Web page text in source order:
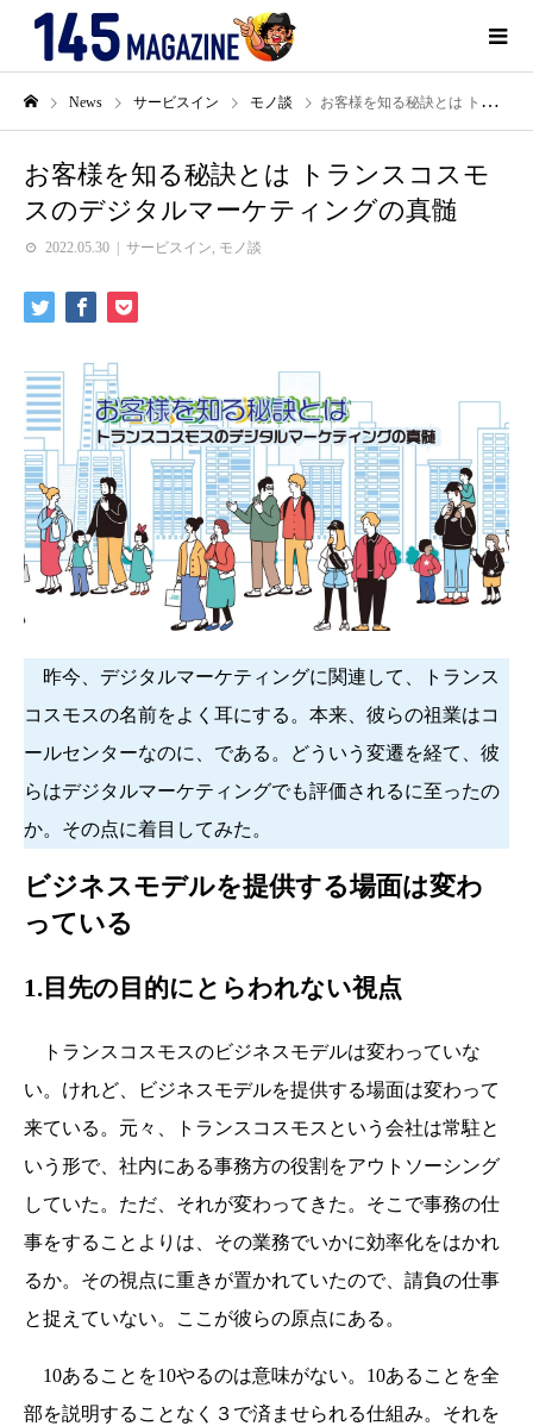
News サービスイン モノ談 お客様を知る秘訣とは トランスコスモスのデジタルマーケティングの真髄
お客様を知る秘訣とは トランスコスモ
スのデジタルマーケティングの真髄
2022.05.30 サービスイン モノ談
昨今、デジタルマーケティングに関連して、トランス
コスモスの名前をよく耳にする。本来、彼らの祖業はコ
ールセンターなのに、である。どういう変遷を経て、彼
らはデジタルマーケティングでも評価されるに至ったの
か。その点に着目してみた。
ビジネスモデルを提供する場面は変わ
っている
1.目先の目的にとらわれない視点
トランスコスモスのビジネスモデルは変わっていな
い。けれど、ビジネスモデルを提供する場面は変わって
来ている。元々、トランスコスモスという会社は常駐と
いう形で、社内にある事務方の役割をアウトソーシング
していた。ただ、それが変わってきた。そこで事務の仕
事をすることよりは、その業務でいかに効率化をはかれ
るか。その視点に重きが置かれていたので、請負の仕事
と捉えていない。ここが彼らの原点にある。
10あることを10やるのは意味がない。10あることを全
部を説明することなく３で済ませられる仕組み。それを